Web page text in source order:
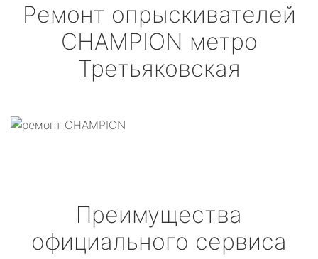
Ремонт опрыскивателей
CHAMPION метро
Третьяковская
Преимущества
официального сервиса